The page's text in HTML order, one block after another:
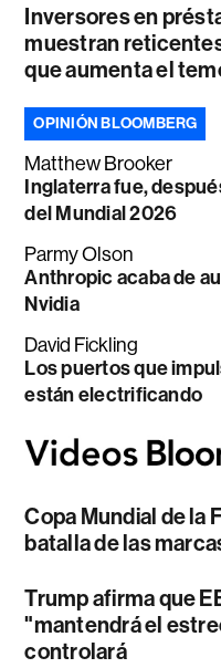
Inversores en
muestran
que aumenta el
OPINIÓN BLOOMBERG
Matthew Brooker
Inglaterra fue,
del Mundial 2026
Parmy Olson
Anthropic acaba de
Nvidia
David Fickling
Los puertos que
están electrificando
Copa Mundial de la
batalla de las
Trump afirma que
"mantendrá el
controlará